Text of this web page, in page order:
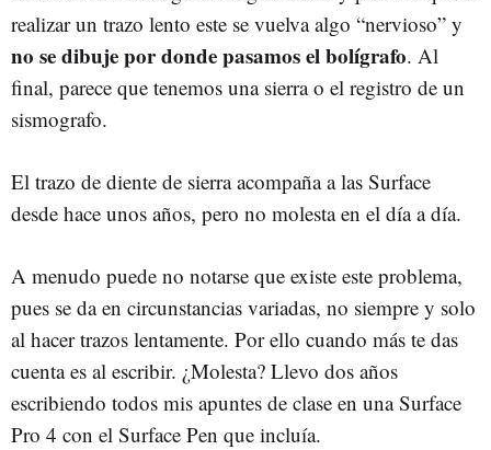
realizar un trazo lento este se vuelva algo “nervioso” y
no se dibuje por donde pasamos el bolígrafo. Al
final, parece que tenemos una sierra o el registro de un
sismografo.
El trazo de diente de sierra acompaña a las Surface
desde hace unos años, pero no molesta en el día a día.
A menudo puede no notarse que existe este problema,
pues se da en circunstancias variadas, no siempre y solo
al hacer trazos lentamente. Por ello cuando más te das
cuenta es al escribir. ¿Molesta? Llevo dos años
escribiendo todos mis apuntes de clase en una Surface
Pro 4 con el Surface Pen que incluía.